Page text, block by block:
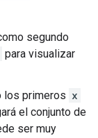
segundo
para visualizar
los primeros x
el conjunto de
ser muy